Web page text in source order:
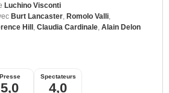
Luchino Visconti
Burt Lancaster Romolo Valli
Hill Claudia Cardinale Alain Delon
Presse
5,0
Spectateurs
4,0